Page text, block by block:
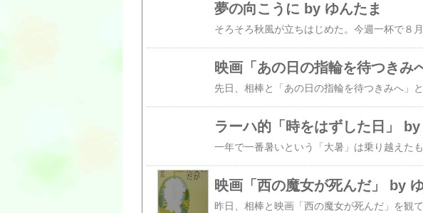
夢の向こうに by ゆんたま
映画「あの日の指輪を待つきみ
ラーハ的「時をはずした日」 by
映画「西の魔女が死んだ」 by